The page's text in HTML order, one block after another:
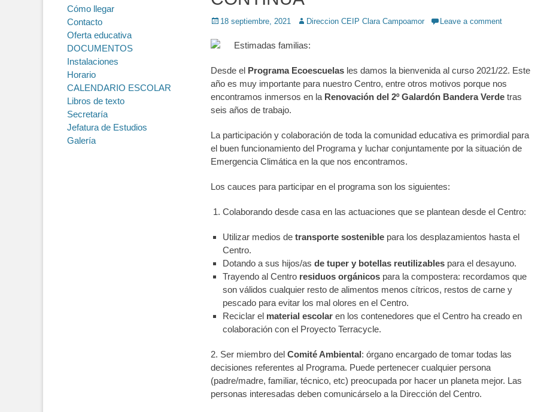
Posted
18 septiembre, 2021 Author
Direccion CEIP Clara Campoamor Leave a comment
Estimadas familias:
Desde el Programa Ecoescuelas les damos la bienvenida al curso 2021/22. Este
año es muy importante para nuestro Centro, entre otros motivos porque nos
encontramos inmersos en la Renovación del 2º Galardón Bandera Verde tras
seis años de trabajo.
La participación y colaboración de toda la comunidad educativa es primordial para
el buen funcionamiento del Programa y luchar conjuntamente por la situación de
Emergencia Climática en la que nos encontramos.
Los cauces para participar en el programa son los siguientes:
Colaborando desde casa en las actuaciones que se plantean desde el Centro:
Utilizar medios de transporte sostenible para los desplazamientos hasta el
Centro.
Dotando a sus hijos/as de tuper y botellas reutilizables para el desayuno.
Trayendo al Centro residuos orgánicos para la compostera: recordamos que
son válidos cualquier resto de alimentos menos cítricos, restos de carne y
pescado para evitar los mal olores en el Centro.
Reciclar el material escolar en los contenedores que el Centro ha creado en
colaboración con el Proyecto Terracycle.
2. Ser miembro del Comité Ambiental: órgano encargado de tomar todas las
decisiones referentes al Programa. Puede pertenecer cualquier persona
(padre/madre, familiar, técnico, etc) preocupada por hacer un planeta mejor. Las
personas interesadas deben comunicárselo a la Dirección del Centro.
Cómo llegar
Contacto
Oferta educativa
DOCUMENTOS
Instalaciones
Horario
CALENDARIO ESCOLAR
Libros de texto
Secretaría
Jefatura de Estudios
Galería